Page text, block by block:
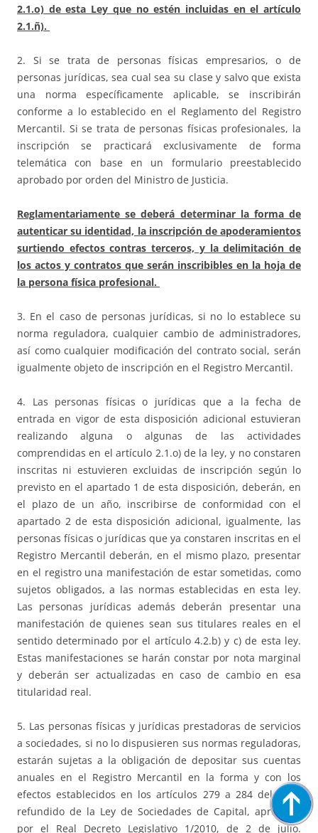
2.1.o) de esta Ley que no estén incluidas en el artículo
2.1.ñ).
2. Si se trata de personas físicas empresarios, o de
personas jurídicas, sea cual sea su clase y salvo que exista
una norma específicamente aplicable, se inscribirán
conforme a lo establecido en el Reglamento del Registro
Mercantil. Si se trata de personas físicas profesionales, la
inscripción se practicará exclusivamente de forma
telemática con base en un formulario preestablecido
aprobado por orden del Ministro de Justicia.
Reglamentariamente se deberá determinar la forma de
autenticar su identidad, la inscripción de apoderamientos
surtiendo efectos contras terceros, y la delimitación de
los actos y contratos que serán inscribibles en la hoja de
la persona física profesional.
3. En el caso de personas jurídicas, si no lo establece su
norma reguladora, cualquier cambio de administradores,
así como cualquier modificación del contrato social, serán
igualmente objeto de inscripción en el Registro Mercantil.
4. Las personas físicas o jurídicas que a la fecha de
entrada en vigor de esta disposición adicional estuvieran
realizando alguna o algunas de las actividades
comprendidas en el artículo 2.1.o) de la ley, y no constaren
inscritas ni estuvieren excluidas de inscripción según lo
previsto en el apartado 1 de esta disposición, deberán, en
el plazo de un año, inscribirse de conformidad con el
apartado 2 de esta disposición adicional, igualmente, las
personas físicas o jurídicas que ya constaren inscritas en el
Registro Mercantil deberán, en el mismo plazo, presentar
en el registro una manifestación de estar sometidas, como
sujetos obligados, a las normas establecidas en esta ley.
Las personas jurídicas además deberán presentar una
manifestación de quienes sean sus titulares reales en el
sentido determinado por el artículo 4.2.b) y c) de esta ley.
Estas manifestaciones se harán constar por nota marginal
y deberán ser actualizadas en caso de cambio en esa
titularidad real.
5. Las personas físicas y jurídicas prestadoras de servicios
a sociedades, si no lo dispusieren sus normas reguladoras,
estarán sujetas a la obligación de depositar sus cuentas
anuales en el Registro Mercantil en la forma y con los
efectos establecidos en los artículos 279 a 284 del texto
refundido de la Ley de Sociedades de Capital, aprobado
por el Real Decreto Legislativo 1/2010, de 2 de julio.